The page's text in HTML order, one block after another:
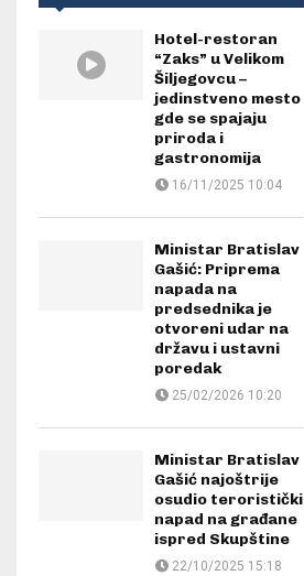
Hotel-restoran
“Zaks” u Velikom
Šiljegovcu –
jedinstveno mesto
gde se spajaju
priroda i
gastronomija
16/11/2025 10:04
Ministar Bratislav
Gašić: Priprema
napada na
predsednika je
otvoreni udar na
državu i ustavni
poredak
25/02/2026 10:20
Ministar Bratislav
Gašić najoštrije
osudio teroristički
napad na građane
ispred Skupštine
22/10/2025 15:18